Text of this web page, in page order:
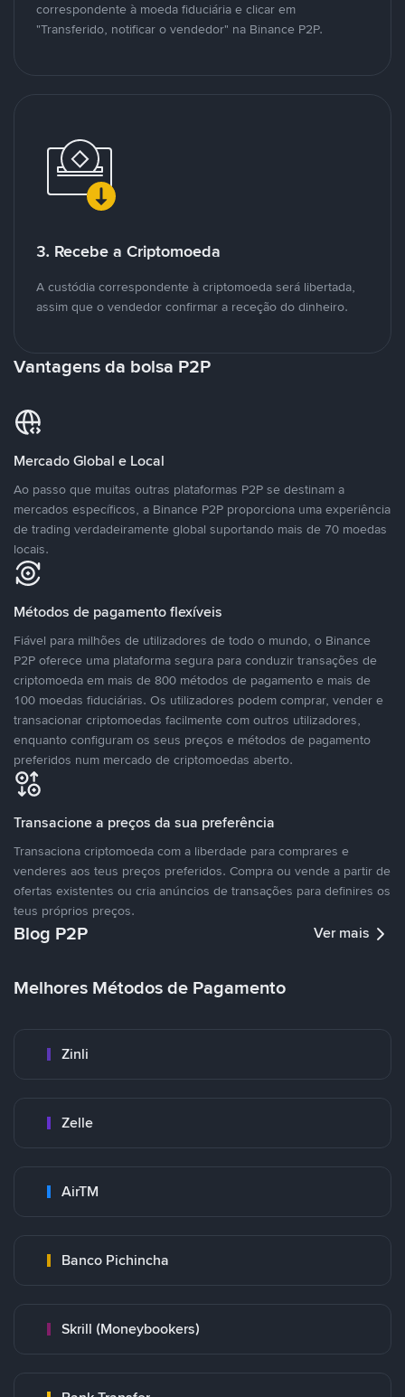
correspondente à moeda fiduciária e clicar em
"Transferido, notificar o vendedor" na Binance P2P.
3. Recebe a Criptomoeda
A custódia correspondente à criptomoeda será libertada,
assim que o vendedor confirmar a receção do dinheiro.
Vantagens da bolsa P2P
Mercado Global e Local
Ao passo que muitas outras plataformas P2P se destinam a
mercados específicos, a Binance P2P proporciona uma experiência
de trading verdadeiramente global suportando mais de 70 moedas
locais.
Métodos de pagamento flexíveis
Fiável para milhões de utilizadores de todo o mundo, o Binance
P2P oferece uma plataforma segura para conduzir transações de
criptomoeda em mais de 800 métodos de pagamento e mais de
100 moedas fiduciárias. Os utilizadores podem comprar, vender e
transacionar criptomoedas facilmente com outros utilizadores,
enquanto configuram os seus preços e métodos de pagamento
preferidos num mercado de criptomoedas aberto.
Transacione a preços da sua preferência
Transaciona criptomoeda com a liberdade para comprares e
venderes aos teus preços preferidos. Compra ou vende a partir de
ofertas existentes ou cria anúncios de transações para definires os
teus próprios preços.
Blog P2P Ver mais
Melhores Métodos de Pagamento
Zinli
Zelle
AirTM
Banco Pichincha
Skrill (Moneybookers)